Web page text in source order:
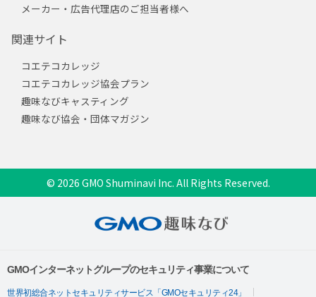
メーカー・広告代理店のご担当者様へ
関連サイト
コエテコカレッジ
コエテコカレッジ協会プラン
趣味なびキャスティング
趣味なび協会・団体マガジン
© 2026 GMO Shuminavi Inc. All Rights Reserved.